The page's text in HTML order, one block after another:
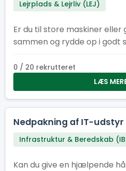
Lejrplads & Lejrliv (LEJ)
Er du til store maskiner
sammen og rydde op i godt
0 / 20 rekrutteret
LÆS
Nedpakning af IT-udstyr
Infrastruktur & Beredskab
Kan du give en hjælpende